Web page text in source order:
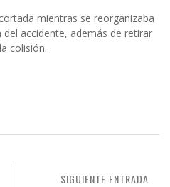
mientras se reorganizaba
accidente, además de retirar
colisión.
SIGUIENTE ENTRADA